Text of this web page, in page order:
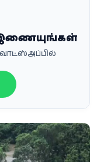
இணையுங்கள்
வாட்ஸ்அப்பில்